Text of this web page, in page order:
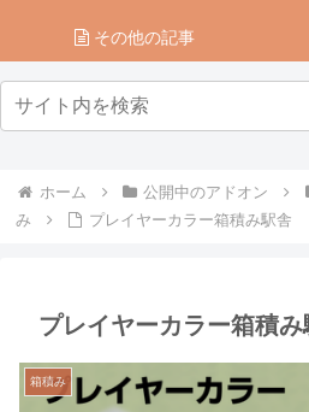
その他の記事
ホーム 公開中のアドオン
み
プレイヤーカラー箱積み駅舎
プレイヤーカラー箱積み
箱積み